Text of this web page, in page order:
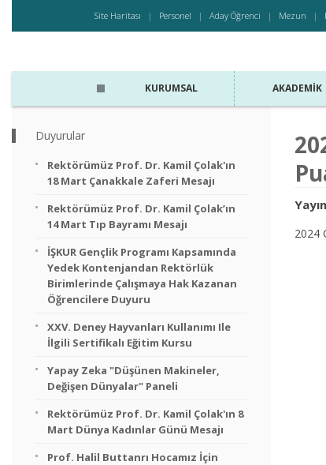
Site Haritası Personel Aday Öğrenci Mezun
KURUMSAL AKADEMIK
2024
Duyurular
Rektörümüz Prof. Dr. Kamil Çolak'ın
18 Mart Çanakkale Zaferi Mesajı
Rektörümüz Prof. Dr. Kamil Çolak’ın
14 Mart Tıp Bayramı Mesajı
İŞKUR Gençlik Programı Kapsamında
Yedek Kontenjandan Rektörlük
Birimlerinde Çalışmaya Hak Kazanan
Öğrencilere Duyuru
XXV. Deney Hayvanları Kullanımı Ile
İlgili Sertifikalı Eğitim Kursu
Yapay Zeka "Düşünen Makineler,
Değişen Dünyalar" Paneli
Rektörümüz Prof. Dr. Kamil Çolak'ın 8
Mart Dünya Kadınlar Günü Mesajı
Prof. Halil Buttanrı Hocamız İçin